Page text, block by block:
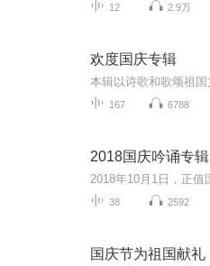
12 2.9万
欢度国庆专辑
167 6788
2018国庆吟诵专辑
38 2592
国庆节为祖国献礼